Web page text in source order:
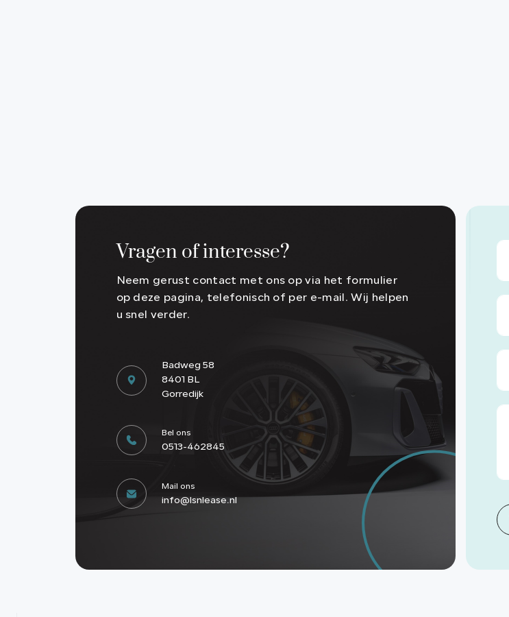
Vragen of interesse?
Neem gerust contact met ons op via het formulier
op deze pagina, telefonisch of per e-mail. Wij helpen
u snel verder.
Badweg 58
8401 BL
Gorredijk
Bel ons
0513-462845
Mail ons
info@lsnlease.nl